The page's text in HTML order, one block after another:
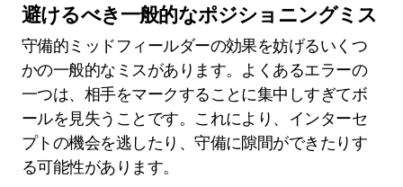
避けるべき一般的なポジショニングミス
守備的ミッドフィールダーの効果を妨げるいくつ
かの一般的なミスがあります。よくあるエラーの
一つは、相手をマークすることに集中しすぎてボ
ールを見失うことです。これにより、インターセ
プトの機会を逃したり、守備に隙間ができたりす
る可能性があります。